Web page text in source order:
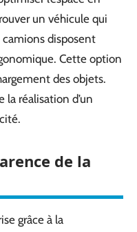
un véhicule qui
camions disposent
Cette option
des objets.
la réalisation d’un
de la
grâce à la